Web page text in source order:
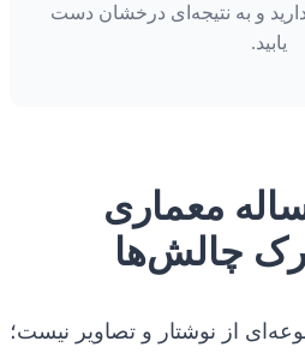
و به نتیجه‌ای درخشان دست
یابید.
معماری
چالش‌ها
از نوشتار و تصاویر نیست؛